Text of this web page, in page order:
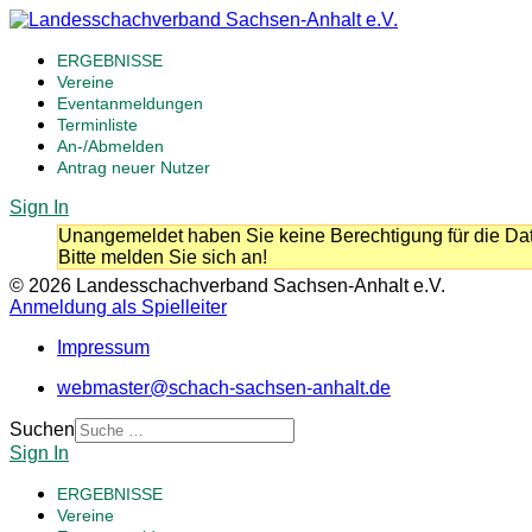
ERGEBNISSE
Vereine
Eventanmeldungen
Terminliste
An-/Abmelden
Antrag neuer Nutzer
Sign In
Unangemeldet haben Sie keine Berechtigung für die
Bitte melden Sie sich an!
© 2026 Landesschachverband Sachsen-Anhalt e.V.
Anmeldung als Spielleiter
Impressum
webmaster@schach-sachsen-anhalt.de
Suchen
Sign In
ERGEBNISSE
Vereine